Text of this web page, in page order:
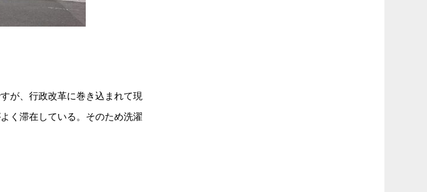
が、行政改革に巻き込まれて現
く滞在している。そのため洗濯